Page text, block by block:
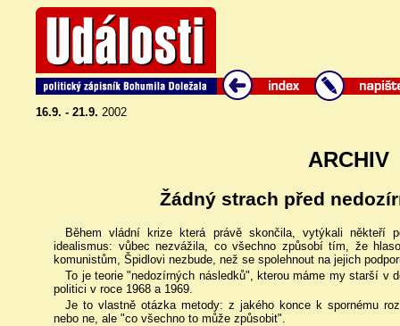
16.9. - 21.9. 2002
ARCHIV
Žádný strach před
Během vládní krize která právě skončila, vytýkali někteří
idealismus: vůbec nezvážila, co všechno způsobí tím, že
komunistům, Špidlovi nezbude, než se spolehnout na jejich
To je teorie "nedozírných následků", kterou máme my starší v
politici v roce 1968 a 1969.
Je to vlastně otázka metody: z jakého konce k spornému
nebo ne, ale "co všechno to může způsobit".